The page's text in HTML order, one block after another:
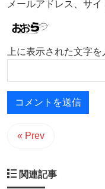
メールアドレス、サイ
上に表示された文字を
« Prev
関連記事